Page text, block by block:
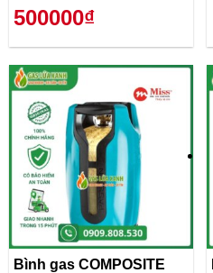
500000₫
Bình gas COMPOSITE